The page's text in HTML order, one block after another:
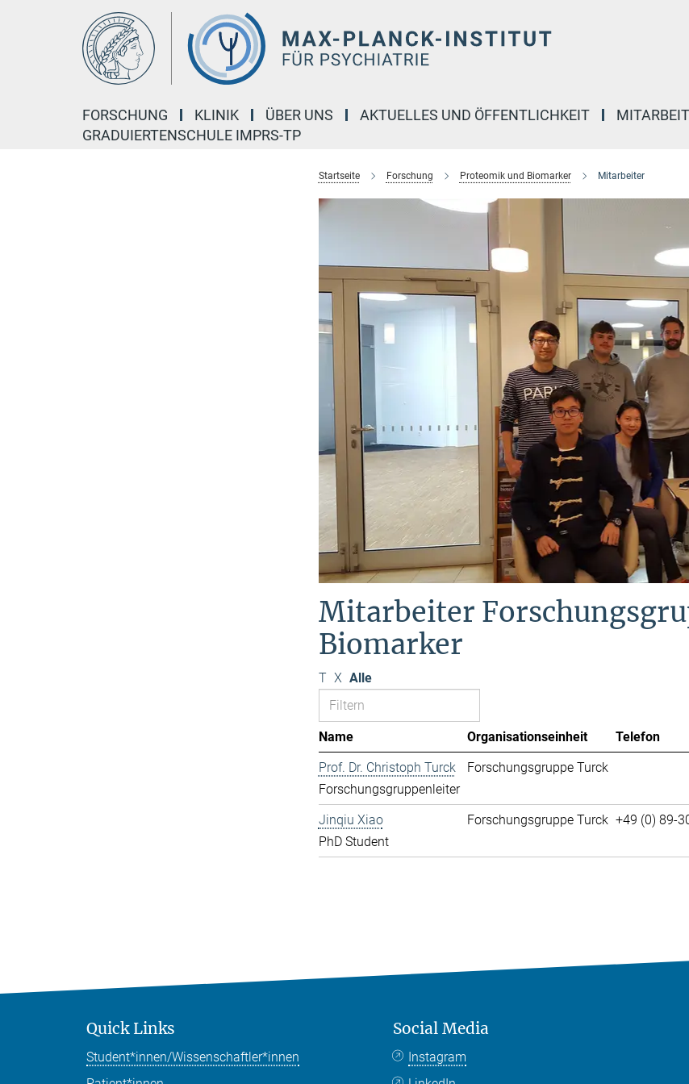
FORSCHUNG KLINIK ÜBER UNS AKTUELLES UND ÖFFENTLICHKEIT
GRADUIERTENSCHULE IMPRS-TP
Startseite Forschung Proteomik und Biomarker Mitarbeiter
Mitarbeiter
Biomarker
T X Alle
Name Organisationseinheit Telefon
Prof. Dr. Christoph Turck
Forschungsgruppenleiter
Forschungsgruppe Turck
Jinqiu Xiao
PhD Student
Forschungsgruppe Turck +49 (0) 89-
Quick Links
Student*innen/Wissenschaftler*innen
Social Media
Instagram